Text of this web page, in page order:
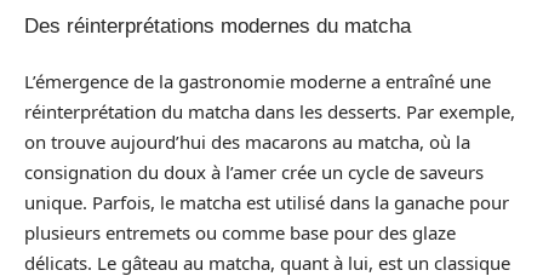
Des réinterprétations modernes du matcha
L’émergence de la gastronomie moderne a entraîné une
réinterprétation du matcha dans les desserts. Par exemple,
on trouve aujourd’hui des macarons au matcha, où la
consignation du doux à l’amer crée un cycle de saveurs
unique. Parfois, le matcha est utilisé dans la ganache pour
plusieurs entremets ou comme base pour des glaze
délicats. Le gâteau au matcha, quant à lui, est un classique